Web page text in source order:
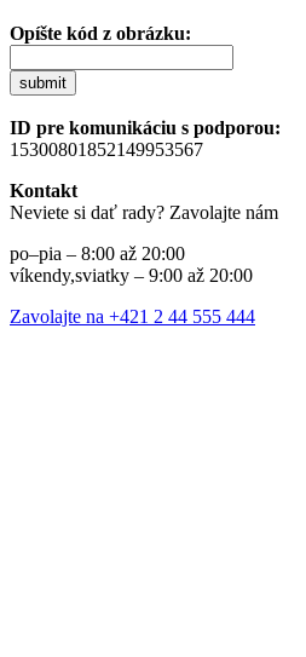
Opíšte kód z obrázku:
submit
ID pre komunikáciu s podporou:
15300801852149953567
Kontakt
Neviete si dať rady? Zavolajte nám
po–pia – 8:00 až 20:00
víkendy,sviatky – 9:00 až 20:00
Zavolajte na +421 2 44 555 444